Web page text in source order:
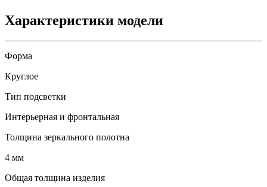
Характеристики модели
Форма
Круглое
Тип подсветки
Интерьерная и фронтальная
Толщина зеркального полотна
4 мм
Общая толщина изделия